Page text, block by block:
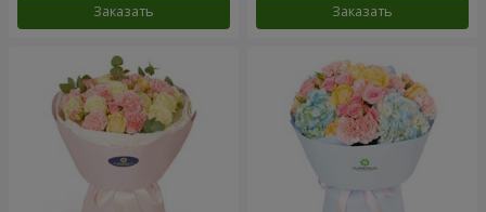
Заказать Заказать